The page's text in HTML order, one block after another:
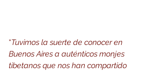
“Tuvimos la suerte de conocer en
Buenos Aires a auténticos monjes
tibetanos que nos han compartido